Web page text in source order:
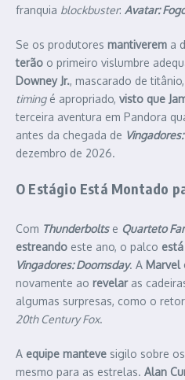
franquia blockbuster: Avatar:
Se os produtores mantiverem a
terão o primeiro vislumbre
Downey Jr., mascarado de
timingé apropriado, visto que
terceira aventura em Pandora
antes da chegada de
dezembro de 2026.
O Estágio Está Montado
Com Thunderboltse Quarteto
estreando este ano, o palco
Vingadores: Doomsday. A Marvel
novamente ao revelaras
algumas surpresas, como o
20th Century Fox.
A equipe manteve sigilo sobre
mesmo para as estrelas. Alan